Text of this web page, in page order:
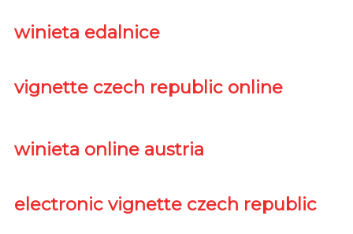
winieta edalnice
vignette czech republic online
winieta online austria
electronic vignette czech republic